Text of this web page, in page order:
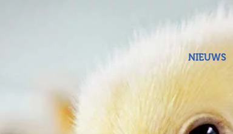
NIEUWS